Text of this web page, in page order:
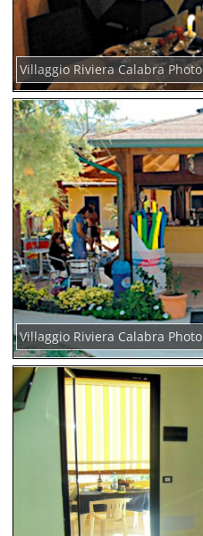
Villaggio Riviera Calabra Photo
Villaggio Riviera Calabra Photo